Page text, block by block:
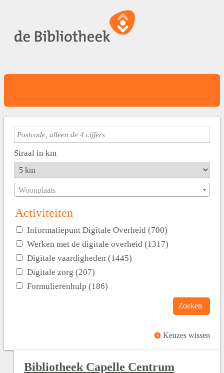
Straal in km
Woonplaats
Activiteiten
Informatiepunt Digitale Overheid (700)
Werken met de digitale overheid (1317)
Digitale vaardigheden (1445)
Digitale zorg (207)
Formulierenhulp (186)
Zoeken
Keuzes wissen
Bibliotheek Capelle Centrum